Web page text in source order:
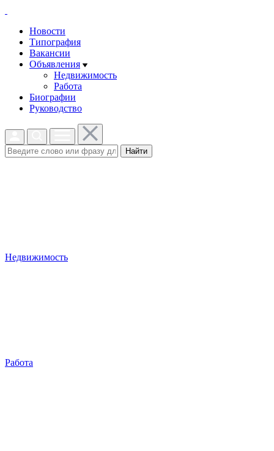
Новости
Типография
Вакансии
Объявления
Недвижимость
Работа
Биографии
Руководство
Найти
Недвижимость
Работа